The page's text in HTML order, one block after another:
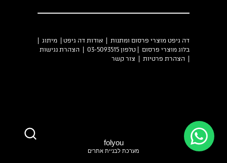
דה גיפט מוצרי פרסום ומתנות | אודות דה גיפט מיתוג
בלוג מוצרי פרסום | טלפון 03-5093515 |
הצהרת נגישות
הצהרת פרטיות צור קשר
folyou
מערכת לבניית אתרים